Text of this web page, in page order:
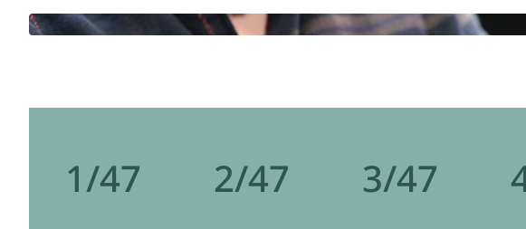
1/47 2/47 3/47